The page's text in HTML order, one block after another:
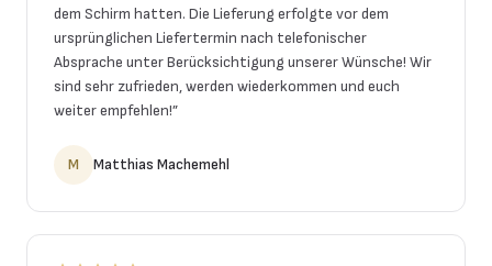
dem Schirm hatten. Die Lieferung erfolgte vor dem
ursprünglichen Liefertermin nach telefonischer
Absprache unter Berücksichtigung unserer Wünsche! Wir
sind sehr zufrieden, werden wiederkommen und euch
weiter empfehlen!”
M Matthias Machemehl